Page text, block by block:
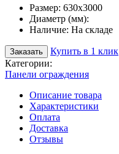
Размер: 630х3000
Диаметр (мм):
Наличие: На складе
Заказать
Купить в 1 клик
Категории:
Панели ограждения
Описание товара
Характеристики
Оплата
Доставка
Отзывы